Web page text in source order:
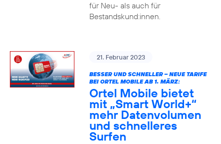
für Neu- als auch für
Bestandskund:innen.
21. Februar 2023
BESSER UND SCHNELLER – NEUE TARIFE
BEI ORTEL MOBILE AB 1. MÄRZ:
Ortel Mobile bietet
mit „Smart World+“
mehr Datenvolumen
und schnelleres
Surfen